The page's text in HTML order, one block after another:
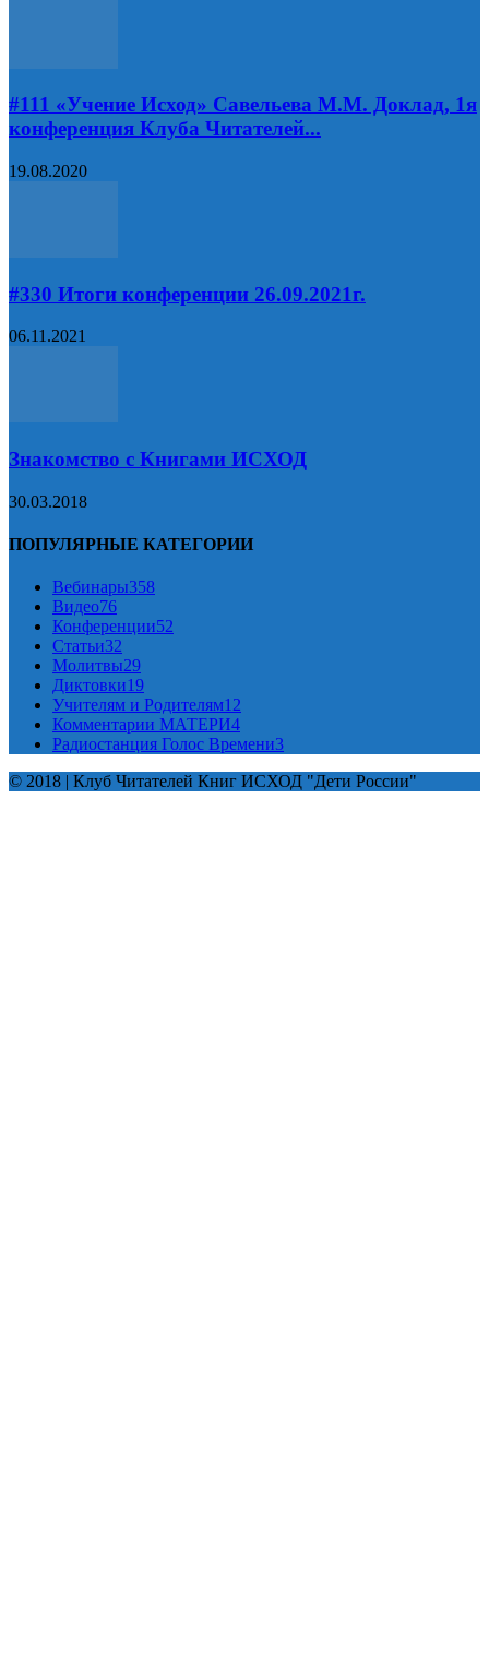
#111 «Учение Исход» Савельева М.М. Доклад, 1я
конференция Клуба Читателей...
19.08.2020
#330 Итоги конференции 26.09.2021г.
06.11.2021
Знакомство с Книгами ИСХОД
30.03.2018
ПОПУЛЯРНЫЕ КАТЕГОРИИ
Вебинары358
Видео76
Конференции52
Статьи32
Молитвы29
Диктовки19
Учителям и Родителям12
Комментарии МАТЕРИ4
Радиостанция Голос Времени3
© 2018 | Клуб Читателей Книг ИСХОД "Дети России"